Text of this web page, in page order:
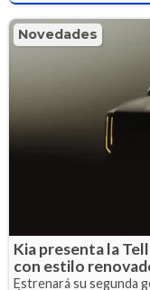
Novedades
Kia presenta la
con estilo
Estrenará su segunda